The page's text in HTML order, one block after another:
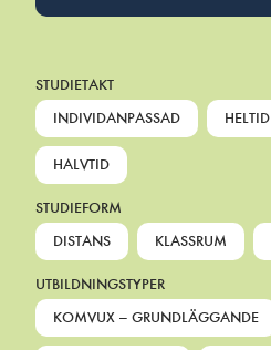
STUDIETAKT
INDIVIDANPASSAD
HELTID
HALVTID
STUDIEFORM
DISTANS
KLASSRUM
UTBILDNINGSTYPER
KOMVUX – GRUNDLÄGGANDE